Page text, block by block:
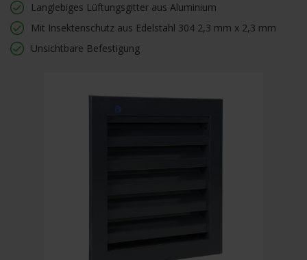
Langlebiges Lüftungsgitter aus Aluminium
Mit Insektenschutz aus Edelstahl 304 2,3 mm x 2,3 mm
Unsichtbare Befestigung